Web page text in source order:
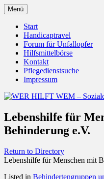
Zum
Inhalt
springen
WER HILFT
Menü
Start
Handicaptravel
Forum für Unfallopfer
Hilfsmittelbörse
Kontakt
Pflegedienstsuche
Impressum
Lebenshilfe für
Behinderung e.V.
Return to Directory
Lebenshilfe für Menschen mit
Listed in Behindertengruppen